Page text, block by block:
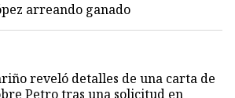
arreando ganado
reveló detalles de una carta de
Petro tras una solicitud en